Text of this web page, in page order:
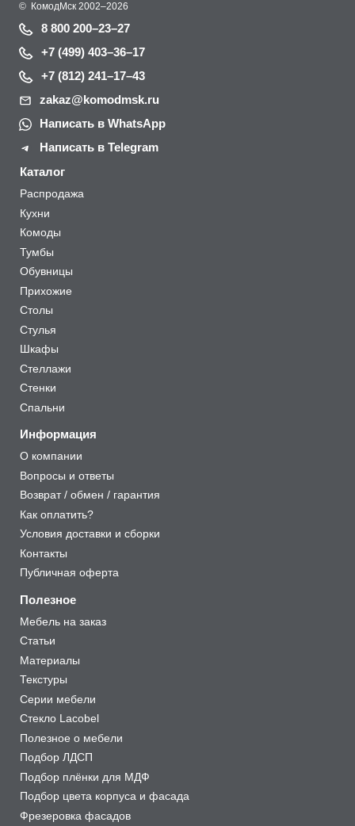
© КомодМск 2002–2026
8 800 200–23–27
+7 (499) 403–36–17
+7 (812) 241–17–43
zakaz@komodmsk.ru
Написать в WhatsApp
Написать в Telegram
Каталог
Распродажа
Кухни
Комоды
Тумбы
Обувницы
Прихожие
Столы
Стулья
Шкафы
Стеллажи
Стенки
Спальни
Информация
О компании
Вопросы и ответы
Возврат / обмен / гарантия
Как оплатить?
Условия доставки и сборки
Контакты
Публичная оферта
Полезное
Мебель на заказ
Статьи
Материалы
Текстуры
Серии мебели
Стекло Lacobel
Полезное о мебели
Подбор ЛДСП
Подбор плёнки для МДФ
Подбор цвета корпуса и фасада
Фрезеровка фасадов